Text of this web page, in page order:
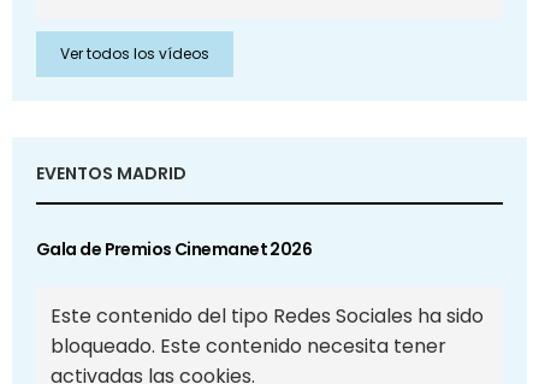
Ver todos los vídeos
EVENTOS MADRID
Gala de Premios Cinemanet 2026
Este contenido del tipo Redes Sociales ha sido
bloqueado. Este contenido necesita tener
activadas las cookies.